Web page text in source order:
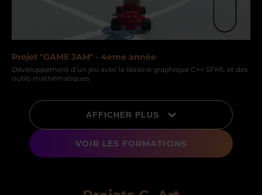
Projet "GAME JAM" - 4eme année
Développement d’un jeu avec la librairie graphique C++ SFML et des
outils mathématiques
AFFICHER PLUS
VOIR LES FORMATIONS